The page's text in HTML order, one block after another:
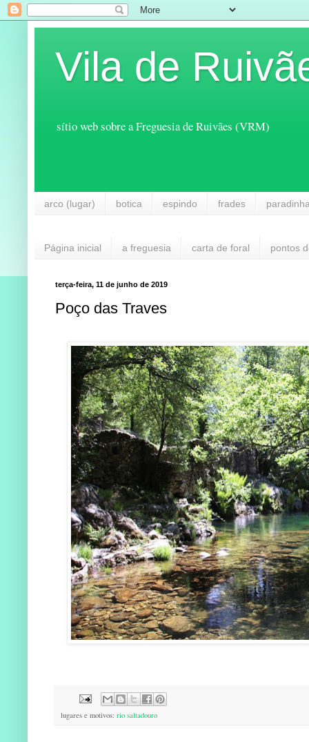
Vila de
sítio web sobre a Freguesia de Ruivães (VRM)
arco (lugar) botica espindo frades
Página inicial a freguesia carta de foral pontos
terça-feira, 11 de junho de 2019
Poço das Traves
lugares e motivos: rio saltadouro